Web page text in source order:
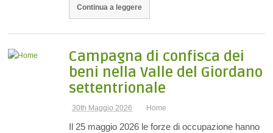
Continua a leggere
Campagna di confisca dei
beni nella Valle del Giordano
settentrionale
30th Maggio 2026 Home
Il 25 maggio 2026 le forze di occupazione hanno